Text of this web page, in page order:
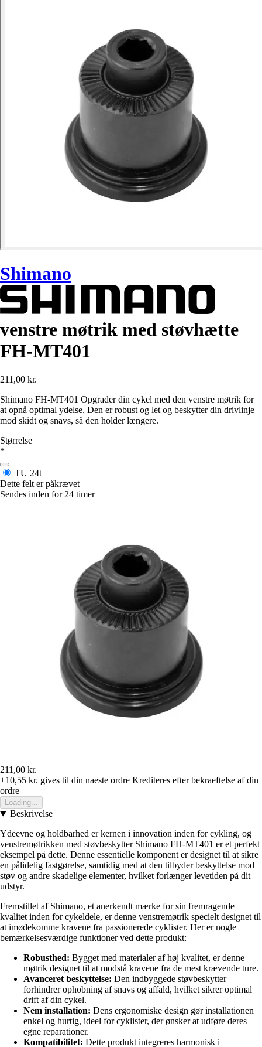
Shimano
venstre møtrik med støvhætte
FH-MT401
211,00 kr.
Shimano FH-MT401 Opgrader din cykel med den venstre møtrik for
at opnå optimal ydelse. Den er robust og let og beskytter din drivlinje
mod skidt og snavs, så den holder længere.
Størrelse
*
TU 24t
Dette felt er påkrævet
Sendes inden for 24 timer
211,00 kr.
+10,55 kr. gives til din naeste ordre Krediteres efter bekraeftelse af din
ordre
Loading...
Beskrivelse
Ydeevne og holdbarhed er kernen i innovation inden for cykling, og
venstremøtrikken med støvbeskytter Shimano FH-MT401 er et perfekt
eksempel på dette. Denne essentielle komponent er designet til at sikre
en pålidelig fastgørelse, samtidig med at den tilbyder beskyttelse mod
støv og andre skadelige elementer, hvilket forlænger levetiden på dit
udstyr.
Fremstillet af Shimano, et anerkendt mærke for sin fremragende
kvalitet inden for cykeldele, er denne venstremøtrik specielt designet til
at imødekomme kravene fra passionerede cyklister. Her er nogle
bemærkelsesværdige funktioner ved dette produkt:
Robusthed: Bygget med materialer af høj kvalitet, er denne
møtrik designet til at modstå kravene fra de mest krævende ture.
Avanceret beskyttelse: Den indbyggede støvbeskytter
forhindrer ophobning af snavs og affald, hvilket sikrer optimal
drift af din cykel.
Nem installation: Dens ergonomiske design gør installationen
enkel og hurtig, ideel for cyklister, der ønsker at udføre deres
egne reparationer.
Kompatibilitet: Dette produkt integreres harmonisk i